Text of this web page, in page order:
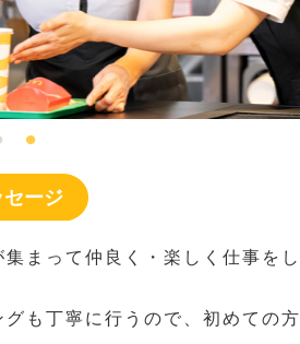
ージ
まって仲良く・楽しく仕事をし
も丁寧に行うので、初めての